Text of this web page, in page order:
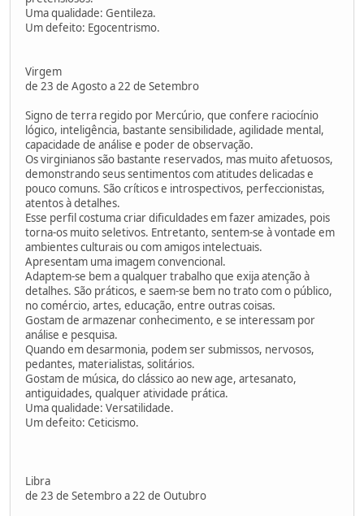
Uma qualidade: Gentileza.
Um defeito: Egocentrismo.
Virgem
de 23 de Agosto a 22 de Setembro
Signo de terra regido por Mercúrio, que confere raciocínio
lógico, inteligência, bastante sensibilidade, agilidade mental,
capacidade de análise e poder de observação.
Os virginianos são bastante reservados, mas muito afetuosos,
demonstrando seus sentimentos com atitudes delicadas e
pouco comuns. São críticos e introspectivos, perfeccionistas,
atentos à detalhes.
Esse perfil costuma criar dificuldades em fazer amizades, pois
torna-os muito seletivos. Entretanto, sentem-se à vontade em
ambientes culturais ou com amigos intelectuais.
Apresentam uma imagem convencional.
Adaptem-se bem a qualquer trabalho que exija atenção à
detalhes. São práticos, e saem-se bem no trato com o público,
no comércio, artes, educação, entre outras coisas.
Gostam de armazenar conhecimento, e se interessam por
análise e pesquisa.
Quando em desarmonia, podem ser submissos, nervosos,
pedantes, materialistas, solitários.
Gostam de música, do clássico ao new age, artesanato,
antiguidades, qualquer atividade prática.
Uma qualidade: Versatilidade.
Um defeito: Ceticismo.
Libra
de 23 de Setembro a 22 de Outubro